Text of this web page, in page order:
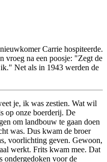
Carrie hospiteerde.
vroeg na een poosje: "Zegt de
Net als in 1943 werden de
je, ik was zestien. Wat wil
op onze boerderij. De
om landbouw te gaan doen
was. Dus kwam de broer
voorlichting geven. Gewoon,
werkt. Frits kwam mee. Dat
ondergedoken voor de